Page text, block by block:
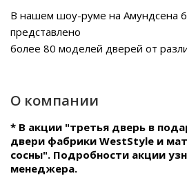
В нашем шоу-руме на Амундсена
представлено
более 80 моделей дверей от
О компании
* В акции "третья дверь в
двери фабрики WestStyle и
сосны". Подробности акции
менеджера.